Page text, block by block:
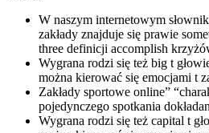
W naszym internetowym
zakłady znajduje się prawie
three definicji accomplish
Wygrana rodzi się też big t
można kierować się emocjami t
Zakłady sportowe online”
pojedynczego spotkania
Wygrana rodzi się też capital t